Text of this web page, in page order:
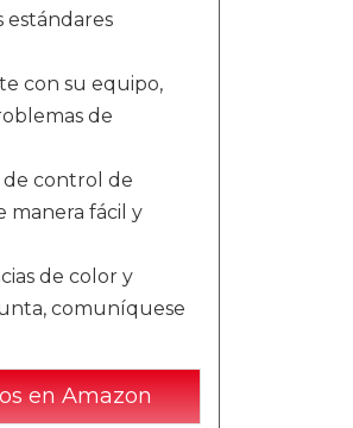
estándares
con su equipo,
de
de control de
manera fácil y
de color y
comuníquese
en Amazon